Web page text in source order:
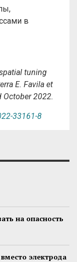
в
tuning
E. Favila et
2022.
33161-8
на опасность
электрода